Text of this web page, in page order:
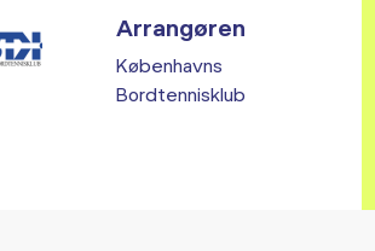
Arrangøren
Københavns
Bordtennisklub